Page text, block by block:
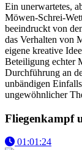
Ein unerwartetes,
Möwen-Schrei-
beeindruckt von
das Verhalten von
eigene kreative
Beteiligung echter
Durchführung an
unbändigen
ungewöhnlicher
Fliegenkampf
01:01:24